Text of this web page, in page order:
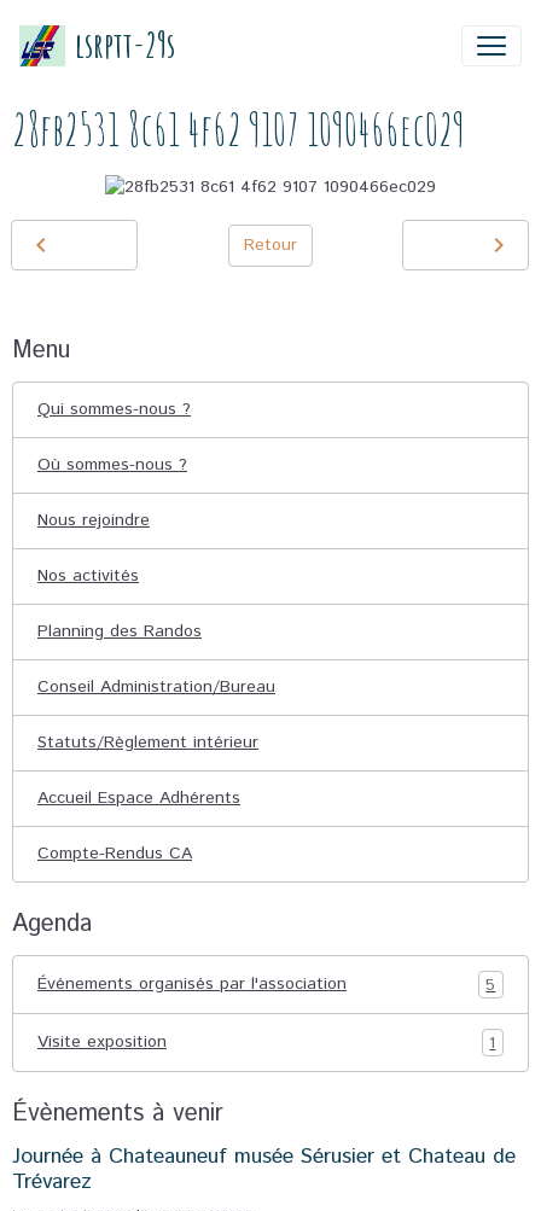
lsrptt-29s
28fb2531 8c61 4f62 9107 1090466ec029
Retour
Menu
Qui sommes-nous ?
Où sommes-nous ?
Nous rejoindre
Nos activités
Planning des Randos
Conseil Administration/Bureau
Statuts/Règlement intérieur
Accueil Espace Adhérents
Compte-Rendus CA
Agenda
Événements organisés par l'association 5
Visite exposition 1
Évènements à venir
Journée à Chateauneuf musée Sérusier et Chateau de
Trévarez